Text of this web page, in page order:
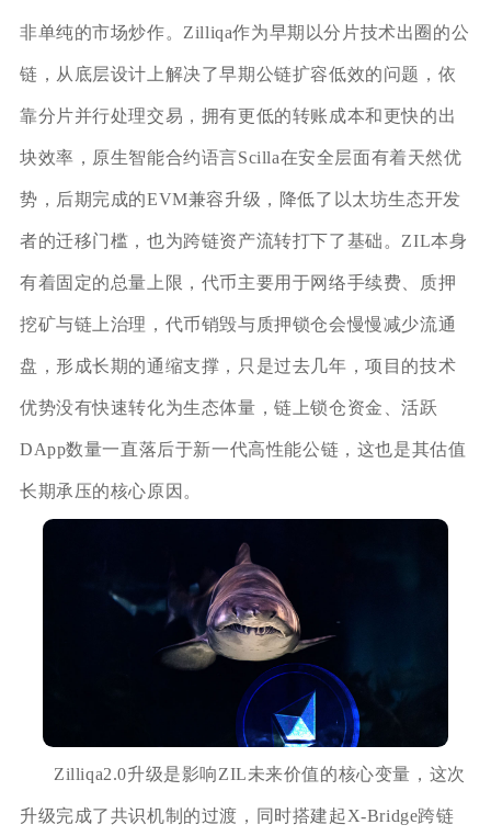
非单纯的市场炒作。Zilliqa作为早期以分片技术出圈的公
链，从底层设计上解决了早期公链扩容低效的问题，依
靠分片并行处理交易，拥有更低的转账成本和更快的出
块效率，原生智能合约语言Scilla在安全层面有着天然优
势，后期完成的EVM兼容升级，降低了以太坊生态开发
者的迁移门槛，也为跨链资产流转打下了基础。ZIL本身
有着固定的总量上限，代币主要用于网络手续费、质押
挖矿与链上治理，代币销毁与质押锁仓会慢慢减少流通
盘，形成长期的通缩支撑，只是过去几年，项目的技术
优势没有快速转化为生态体量，链上锁仓资金、活跃
DApp数量一直落后于新一代高性能公链，这也是其估值
长期承压的核心原因。
Zilliqa2.0升级是影响ZIL未来价值的核心变量，这次
升级完成了共识机制的过渡，同时搭建起X-Bridge跨链